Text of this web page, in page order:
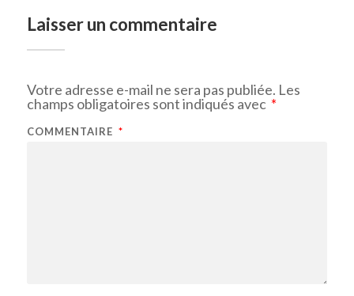
Laisser un commentaire
Votre adresse e-mail ne sera pas publiée. Les
champs obligatoires sont indiqués avec *
COMMENTAIRE *